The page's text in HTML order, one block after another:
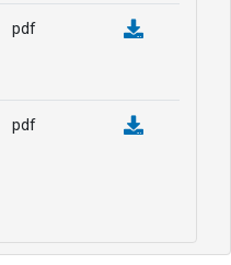
pdf
pdf